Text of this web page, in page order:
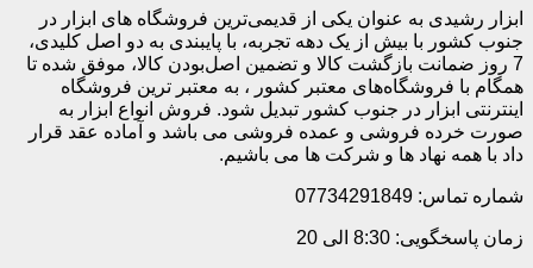
ابزار رشیدی به عنوان یکی از قدیمی‌ترین فروشگاه های ابزار در
جنوب کشور با بیش از یک دهه تجربه، با پایبندی به دو اصل کلیدی،
7 روز ضمانت بازگشت کالا و تضمین اصل‌بودن کالا، موفق شده تا
همگام با فروشگاه‌های معتبر کشور ، به معتبر ترین فروشگاه
اینترنتی ابزار در جنوب کشور تبدیل شود. فروش انواع ابزار به
صورت خرده فروشی و عمده فروشی می باشد و آماده عقد قرار
داد با همه نهاد ها و شرکت ها می باشیم.
شماره تماس: 07734291849
زمان پاسخگویی: 8:30 الی 20